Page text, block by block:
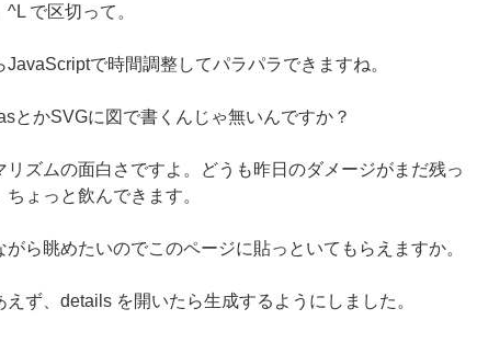
で区切って。
JavaScriptで時間調整してパラパラできますね。
とかSVGに図で書くんじゃ無いんですか？
リズムの面白さですよ。どうも昨日のダメージがまだ残っ
ょっと飲んできます。
がら眺めたいのでこのページに貼っといてもらえますか。
えず、details を開いたら生成するようにしました。